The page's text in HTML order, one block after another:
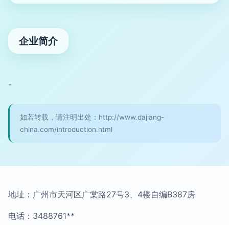
企业简介
-
如若转载，请注明出处：http://www.dajiang-
china.com/introduction.html
地址：广州市天河区广棠路27号3、4楼自编B387房
电话：3488761**